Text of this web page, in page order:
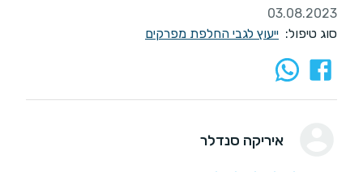
03.08.2023
סוג טיפול: ייעוץ לגבי החלפת מפרקים
איריקה סנדלר